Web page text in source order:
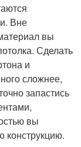
Вне
вы
Сделать
и
сложнее,
запастись
вы
конструкцию.